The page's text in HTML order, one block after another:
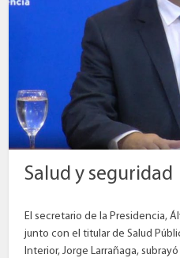
Salud y seguridad
El secretario de la Presidencia,
junto con el titular de Salud
Interior, Jorge Larrañaga,